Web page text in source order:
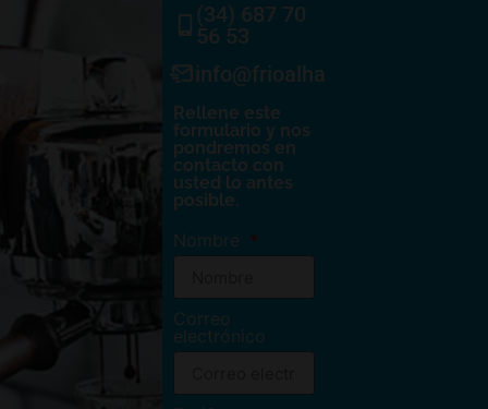
(34) 687 70
56 53
info@frioalhambra.com
Rellene este
formulario y nos
pondremos en
contacto con
usted lo antes
posible.
Nombre
Correo
electrónico